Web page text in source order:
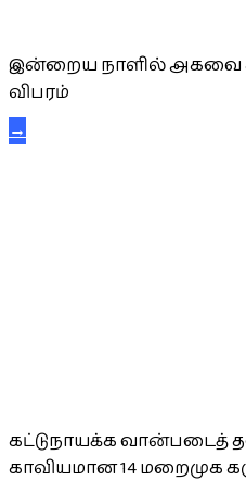
இன்றைய நாளில் அகவை
விபரம்
→
கட்டுநாயக்க வான்படைத்
காவியமான 14 மறைமுக